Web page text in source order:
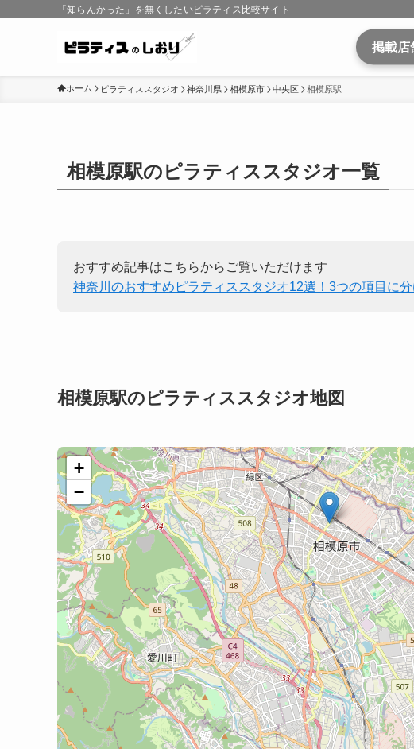
「知らんかった」を無くしたいピラティス比較サイト
掲載店
ホーム ピラティススタジオ 神奈川県 相模原市 中央区 相模原駅
相模原駅のピラティススタジオ一覧
おすすめ記事はこちらからご覧いただけます
神奈川のおすすめピラティススタジオ12選！3つの項目に
相模原駅のピラティススタジオ地図
+
−